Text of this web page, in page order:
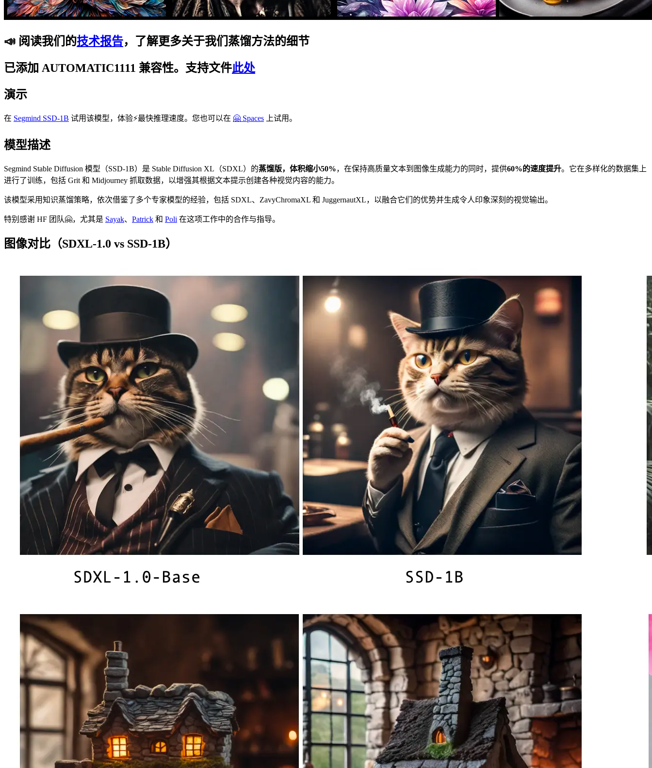
📣 阅读我们的技术报告，了解更多关于我们蒸馏方法的细节
已添加 AUTOMATIC1111 兼容性。支持文件此处
演示
在 Segmind SSD-1B 试用该模型，体验⚡最快推理速度。您也可以在 🤗 Spaces 上试用。
模型描述
Segmind Stable Diffusion 模型（SSD-1B）是 Stable Diffusion XL（SDXL）的蒸馏版，体积缩小50%，在保持高质量文本到图像生成能力的同时，提供60%的速度提升。它在多样化的数据集上
进行了训练，包括 Grit 和 Midjourney 抓取数据，以增强其根据文本提示创建各种视觉内容的能力。
该模型采用知识蒸馏策略，依次借鉴了多个专家模型的经验，包括 SDXL、ZavyChromaXL 和 JuggernautXL，以融合它们的优势并生成令人印象深刻的视觉输出。
特别感谢 HF 团队🤗，尤其是 Sayak、 Patrick 和 Poli 在这项工作中的合作与指导。
图像对比（SDXL-1.0 vs SSD-1B）